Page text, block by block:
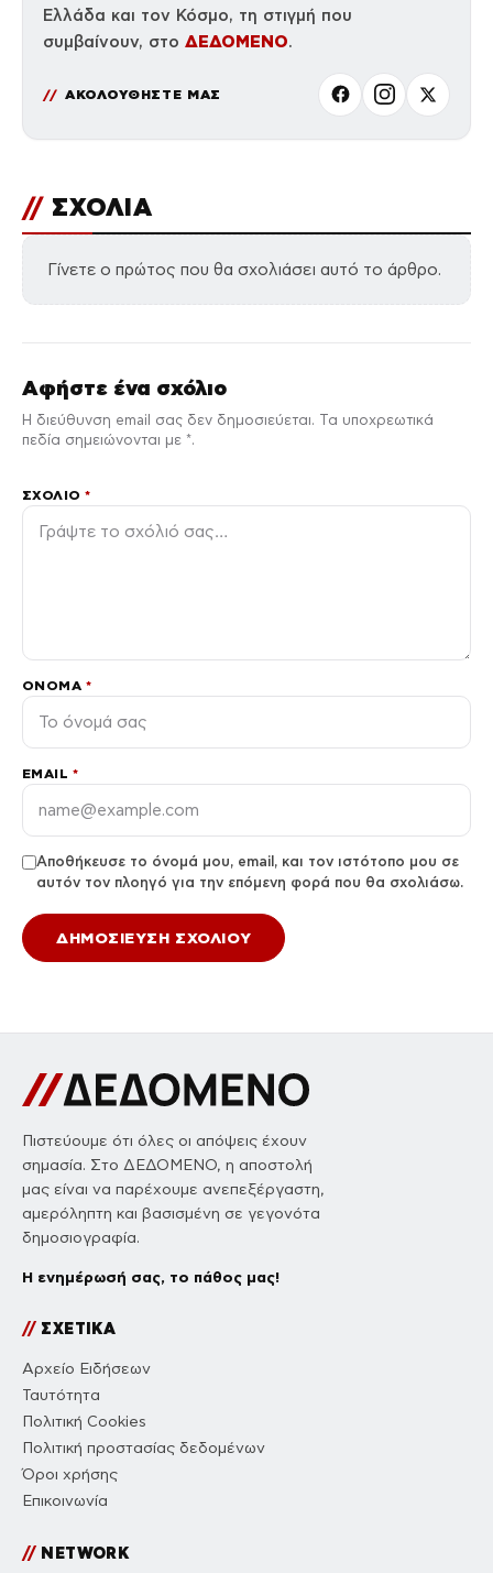
Ελλάδα και τον Κόσμο, τη στιγμή που
συμβαίνουν, στο ΔΕΔΟΜΕΝΟ.
ΑΚΟΛΟΥΘΗΣΤΕ ΜΑΣ
// ΣΧΟΛΙΑ
Γίνετε ο πρώτος που θα σχολιάσει αυτό το άρθρο.
Αφήστε ένα σχόλιο
Η διεύθυνση email σας δεν δημοσιεύεται. Τα υποχρεωτικά
πεδία σημειώνονται με *.
ΣΧΌΛΙΟ*
ΌΝΟΜΑ *
EMAIL *
Αποθήκευσε το όνομά μου, email, και τον ιστότοπο μου σε
αυτόν τον πλοηγό για την επόμενη φορά που θα σχολιάσω.
Πιστεύουμε ότι όλες οι απόψεις έχουν
σημασία. Στο ΔΕΔΟΜΕΝΟ, η αποστολή
μας είναι να παρέχουμε ανεπεξέργαστη,
αμερόληπτη και βασισμένη σε γεγονότα
δημοσιογραφία.
Η ενημέρωσή σας, το πάθος μας!
//ΣΧΕΤΙΚΑ
Αρχείο Ειδήσεων
Ταυτότητα
Πολιτική Cookies
Πολιτική προστασίας δεδομένων
Όροι χρήσης
Επικοινωνία
//NETWORK